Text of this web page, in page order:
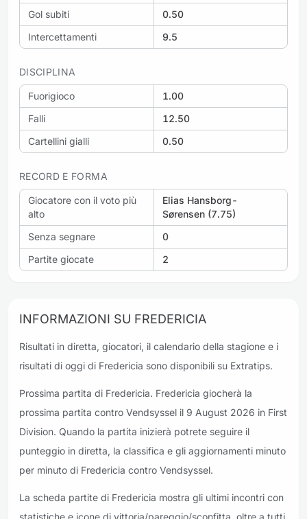
Gol subiti
0.50
Intercettamenti
9.5
DISCIPLINA
Fuorigioco
1.00
Falli
12.50
Cartellini gialli
0.50
RECORD E FORMA
Giocatore con il voto più
alto
Elias Hansborg-
Sørensen (7.75)
Senza segnare
0
Partite giocate
2
INFORMAZIONI SU FREDERICIA
Risultati in diretta, giocatori, il calendario della stagione e i
risultati di oggi di Fredericia sono disponibili su Extratips.
Prossima partita di Fredericia. Fredericia giocherà la
prossima partita contro Vendsyssel il 9 August 2026 in First
Division. Quando la partita inizierà potrete seguire il
punteggio in diretta, la classifica e gli aggiornamenti minuto
per minuto di Fredericia contro Vendsyssel.
La scheda partite di Fredericia mostra gli ultimi incontri con
statistiche e icone di vittoria/pareggio/sconfitta, oltre a tutti